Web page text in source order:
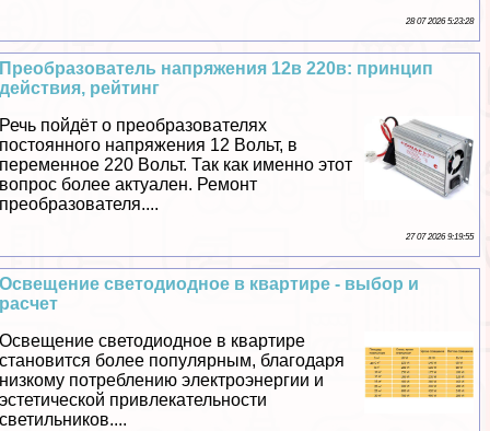
28 07 2026 5:23:28
Преобразователь напряжения 12в 220в: принцип
действия, рейтинг
Речь пойдёт о преобразователях
постоянного напряжения 12 Вольт, в
переменное 220 Вольт. Так как именно этот
вопрос более актуален. Ремонт
преобразователя....
27 07 2026 9:19:55
Освещение светодиодное в квартире - выбор и
расчет
Освещение светодиодное в квартире
становится более популярным, благодаря
низкому потрeблению электроэнергии и
эстетической привлекательности
светильников....